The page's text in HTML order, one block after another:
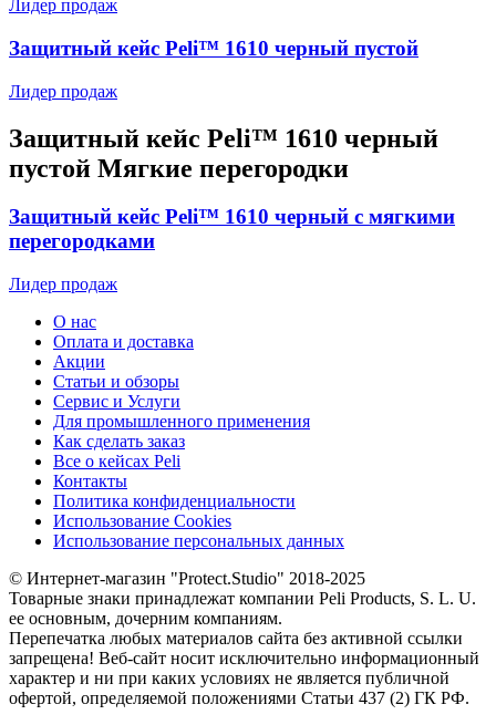
Лидер продаж
Защитный кейс Peli™ 1610 черный пустой
Лидер продаж
Защитный кейс Peli™ 1610 черный
пустой Мягкие перегородки
Защитный кейс Peli™ 1610 черный с мягкими
перегородками
Лидер продаж
О нас
Оплата и доставка
Акции
Статьи и обзоры
Сервис и Услуги
Для промышленного применения
Как сделать заказ
Все о кейсах Peli
Контакты
Политика конфиденциальности
Использование Cookies
Использование персональных данных
© Интернет-магазин "Protect.Studio" 2018-2025
Товарные знаки принадлежат компании Peli Products, S. L. U.
ее основным, дочерним компаниям.
Перепечатка любых материалов сайта без активной ссылки
запрещена! Веб-сайт носит исключительно информационный
характер и ни при каких условиях не является публичной
офертой, определяемой положениями Статьи 437 (2) ГК РФ.